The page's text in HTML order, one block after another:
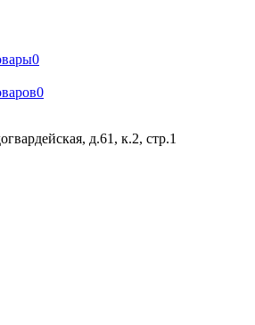
0
0
д.61, к.2, стр.1